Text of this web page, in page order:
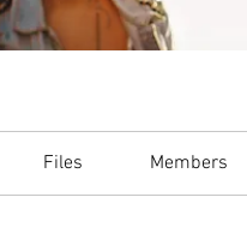
Files Members